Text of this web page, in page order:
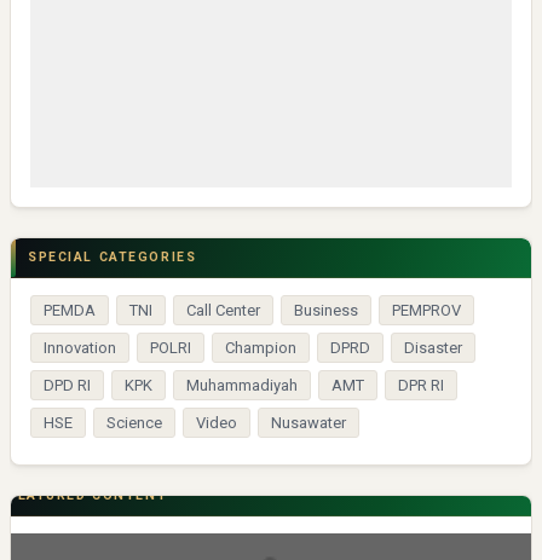
SPECIAL CATEGORIES
PEMDA TNI Call Center Business PEMPROV
Innovation POLRI Champion DPRD Disaster
DPD RI KPK Muhammadiyah AMT DPR RI
HSE Science Video Nusawater
FEATURED CONTENT